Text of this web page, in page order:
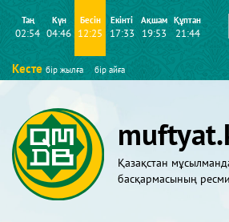
Таң
02:54
Күн
04:46
Бесін
12:25
Екінті
17:33
Ақшам
19:53
Құптан
21:44
Кесте бір жылға бір айға
Қазақстан
басқармасының